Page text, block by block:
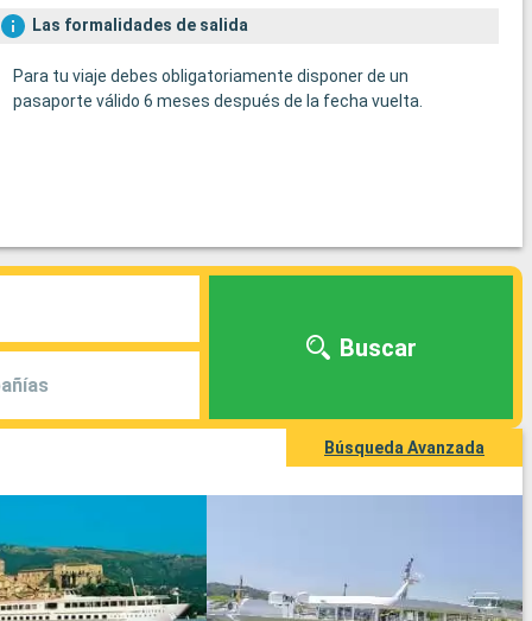
Las formalidades de salida
Para tu viaje debes obligatoriamente disponer de un
pasaporte válido 6 meses después de la fecha vuelta.
Buscar
Búsqueda Avanzada